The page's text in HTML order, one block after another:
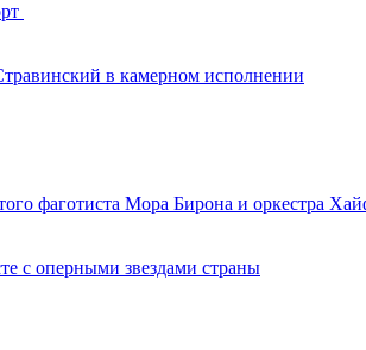
в камерном исполнении
фаготиста Мора Бирона и оркестра
с оперными звездами страны